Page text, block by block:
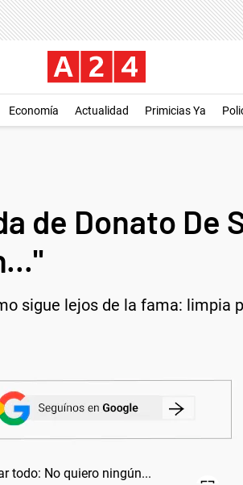
Economía Actualidad Primicias Ya
de Donato De
sigue lejos de la fama: limpia